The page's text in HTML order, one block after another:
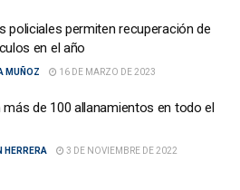
policiales permiten recuperación de
en el año
MUÑOZ 16 DE MARZO DE 2023
más de 100 allanamientos en todo el
HERRERA 3 DE NOVIEMBRE DE 2022